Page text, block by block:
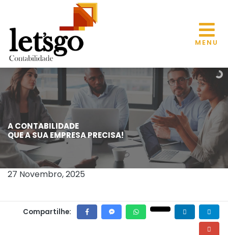
MENU
A CONTABILIDADE
QUE A SUA EMPRESA PRECISA!
APROVADA CONVENÇÃO SOBRE
TRANSPORTE RODOVIÁRIO
INTERNACIONAL DE MERCADORIAS
27 Novembro, 2025
Compartilhe: